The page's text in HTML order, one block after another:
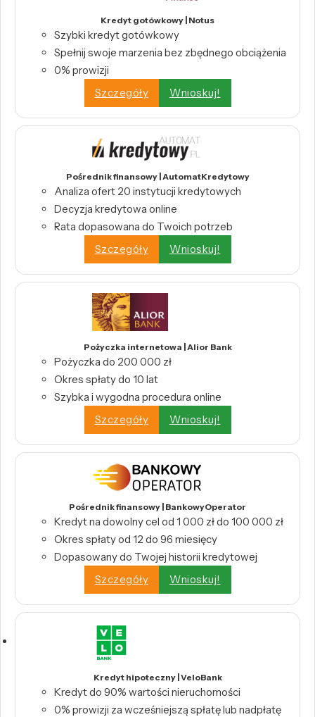
Kredyt gotówkowy | Notus
Szybki kredyt gotówkowy
Spełnij swoje marzenia bez zbędnego obciążenia
0% prowizji
Szczegóły
Wnioskuj!
Pośrednik finansowy | AutomatKredytowy
Analiza ofert 20 instytucji kredytowych
Decyzja kredytowa online
Rata dopasowana do Twoich potrzeb
Szczegóły
Wnioskuj!
Pożyczka internetowa | Alior Bank
Pożyczka do 200 000 zł
Okres spłaty do 10 lat
Szybka i wygodna procedura online
Szczegóły
Wnioskuj!
Pośrednik finansowy | BankowyOperator
Kredyt na dowolny cel od 1 000 zł do 100 000 zł
Okres spłaty od 12 do 96 miesięcy
Dopasowany do Twojej historii kredytowej
Szczegóły
Wnioskuj!
Kredyt hipoteczny | VeloBank
Kredyt do 90% wartości nieruchomości
0% prowizji za wcześniejszą spłatę lub nadpłatę